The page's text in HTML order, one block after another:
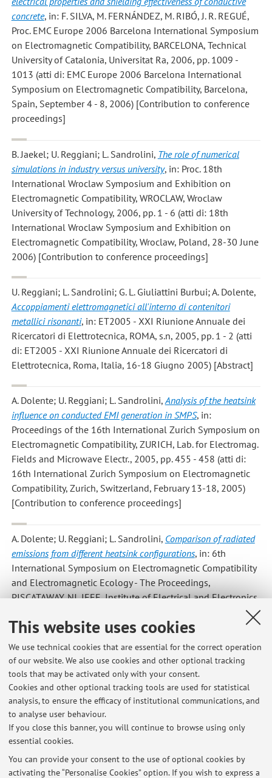
This website uses cookies
We use technical cookies that are essential for the correct operation
of our website. We also use cookies and other optional tracking
tools that may be activated only with your consent.
Cookies and other optional tracking tools are used for statistical
analysis, to ensure the efficacy of institutional communications, and
to analyse user behaviour.
If you close this banner, you will continue to browse using only
essential cookies.
You can provide your consent to the use of optional cookies by
activating the “Personalise Cookies” option. If you wish to express a
concrete, in: F. SILVA, M. FERNÁNDEZ, M. RIBÓ, J. R. REGUÉ,
Proc. EMC Europe 2006 Barcelona International Symposium
on Electromagnetic Compatibility, BARCELONA, Technical
University of Catalonia, Universitat Ra, 2006, pp. 1009 -
1013 (atti di: EMC Europe 2006 Barcelona International
Symposium on Electromagnetic Compatibility, Barcelona,
Spain, September 4 - 8, 2006) [Contribution to conference
proceedings]
B. Jaekel; U. Reggiani; L. Sandrolini, The role of numerical
simulations in industry versus university, in: Proc. 18th
International Wroclaw Symposium and Exhibition on
Electromagnetic Compatibility, WROCLAW, Wroclaw
University of Technology, 2006, pp. 1 - 6 (atti di: 18th
International Wroclaw Symposium and Exhibition on
Electromagnetic Compatibility, Wroclaw, Poland, 28-30 June
2006) [Contribution to conference proceedings]
U. Reggiani; L. Sandrolini; G. L. Giuliattini Burbui; A. Dolente,
Accoppiamenti elettromagnetici all'interno di contenitori
metallici risonanti, in: ET2005 - XXI Riunione Annuale dei
Ricercatori di Elettrotecnica, ROMA, s.n, 2005, pp. 1 - 2 (atti
di: ET2005 - XXI Riunione Annuale dei Ricercatori di
Elettrotecnica, Roma, Italia, 16-18 Giugno 2005) [Abstract]
A. Dolente; U. Reggiani; L. Sandrolini,Analysis of the heatsink
influence on conducted EMI generation in SMPS, in:
Proceedings of the 16th International Zurich Symposium on
Electromagnetic Compatibility, ZURICH, Lab. for Electromag.
Fields and Microwave Electr., 2005, pp. 455 - 458 (atti di:
16th International Zurich Symposium on Electromagnetic
Compatibility, Zurich, Switzerland, February 13-18, 2005)
[Contribution to conference proceedings]
A. Dolente; U. Reggiani; L. Sandrolini, Comparison of radiated
emissions from different heatsink configurations, in: 6th
International Symposium on Electromagnetic Compatibility
and Electromagnetic Ecology - The Proceedings,
PISCATAWAY, NJ, IEEE, Institute of Electrical and Electronics
Eng., 2005, pp. 49 - 52 (atti di: 6th International Symposium
on Electromagnetic Compatibility and Electromagnetic
[Contribution to conference proceedings]
9 10 11 12 13